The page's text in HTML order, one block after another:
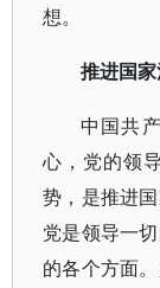
想。
推进国
中国共
心，党的领
势，是推进
党是领导一
的各个方面